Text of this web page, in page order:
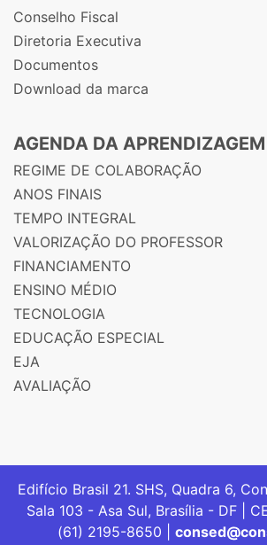
Conselho Fiscal
Diretoria Executiva
Documentos
Download da marca
AGENDA DA APRENDIZAGEM
REGIME DE COLABORAÇÃO
ANOS FINAIS
TEMPO INTEGRAL
VALORIZAÇÃO DO PROFESSOR
FINANCIAMENTO
ENSINO MÉDIO
TECNOLOGIA
EDUCAÇÃO ESPECIAL
EJA
AVALIAÇÃO
Edifício Brasil 21. SHS, Quadra 6,
Sala 103 - Asa Sul, Brasília - DF |
(61) 2195-8650 |